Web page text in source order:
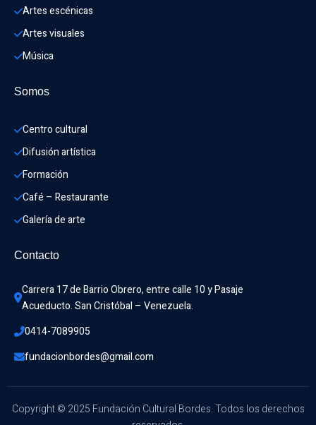
Artes escénicas
Artes visuales
Música
Somos
Centro cultural
Difusión artística
Formación
Café – Restaurante
Galería de arte
Contacto
Carrera 17 de Barrio Obrero, entre calle 10 y Pasaje
Acueducto. San Cristóbal – Venezuela.
0414-7089905
fundacionbordes@gmail.com
Copyright © 2025 Fundación Cultural Bordes. Todos los derechos